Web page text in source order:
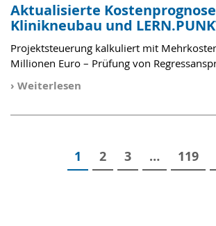
Aktualisierte
Klinikneubau und
Projektsteuerung kalkuliert mit
Millionen Euro – Prüfung von
› Weiterlesen
1 2 3 … 119